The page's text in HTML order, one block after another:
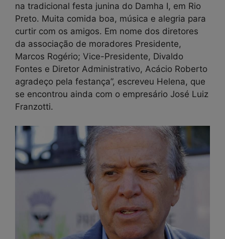
na tradicional festa junina do Damha I, em Rio
Preto. Muita comida boa, música e alegria para
curtir com os amigos. Em nome dos diretores
da associação de moradores Presidente,
Marcos Rogério; Vice-Presidente, Divaldo
Fontes e Diretor Administrativo, Acácio Roberto
agradeço pela festança”, escreveu Helena, que
se encontrou ainda com o empresário José Luiz
Franzotti.